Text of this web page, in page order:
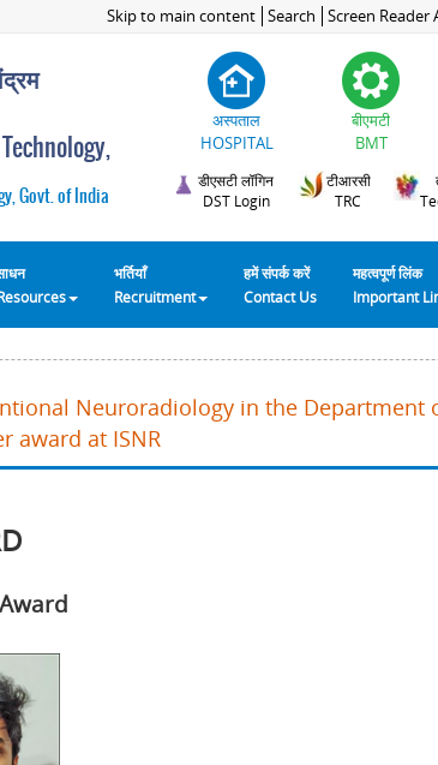
Skip to main content Search Screen Reader
Govt. of India
अस्पताल
HOSPITAL
बीएमटी
BMT
डीएसटी लॉगिन
DST Login
टीआरसी
TRC
भर्तियाँ
Recruitment
हमें संपर्क करें
Contact Us
महत्वपूर्ण लिंक
Important
Neuroradiology in the Department
award at ISNR